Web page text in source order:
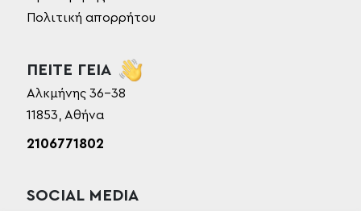
Πολιτική απορρήτου
ΠΕΙΤΕ ΓΕΙΑ
Αλκμήνης 36-38
11853, Αθήνα
2106771802
SOCIAL MEDIA